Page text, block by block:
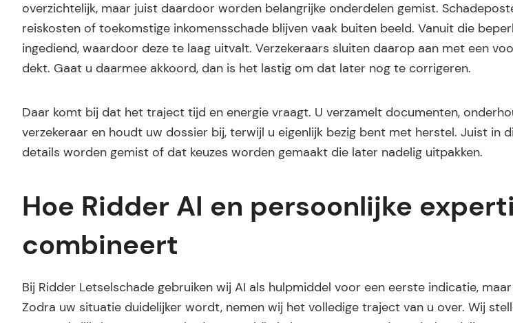
overzichtelijk, maar juist daardoor worden belangrijke onderdelen gemist.
reiskosten of toekomstige inkomensschade blijven vaak buiten beeld. Vanuit die
ingediend, waardoor deze te laag uitvalt. Verzekeraars sluiten daarop aan met een
dekt. Gaat u daarmee akkoord, dan is het lastig om dat later nog te corrigeren.
Daar komt bij dat het traject tijd en energie vraagt. U verzamelt documenten,
verzekeraar en houdt uw dossier bij, terwijl u eigenlijk bezig bent met herstel. Juist in
details worden gemist of dat keuzes worden gemaakt die later nadelig uitpakken.
Hoe Ridder AI en persoonlijke
combineert
Bij Ridder Letselschade gebruiken wij AI als hulpmiddel voor een eerste indicatie,
Zodra uw situatie duidelijker wordt, nemen wij het volledige traject van u over. Wij